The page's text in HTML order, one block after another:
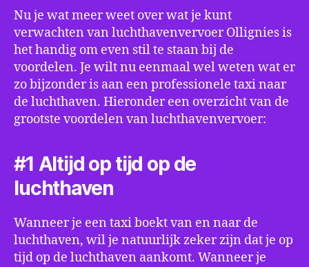
Nu je wat meer weet over wat je kunt
verwachten van luchthavenvervoer Ollignies is
het handig om even stil te staan bij de
voordelen. Je wilt nu eenmaal wel weten wat er
zo bijzonder is aan een professionele taxi naar
de luchthaven. Hieronder een overzicht van de
grootste voordelen van luchthavenvervoer:
#1 Altijd op tijd op de
luchthaven
Wanneer je een taxi boekt van en naar de
luchthaven, wil je natuurlijk zeker zijn dat je op
tijd op de luchthaven aankomt. Wanneer je